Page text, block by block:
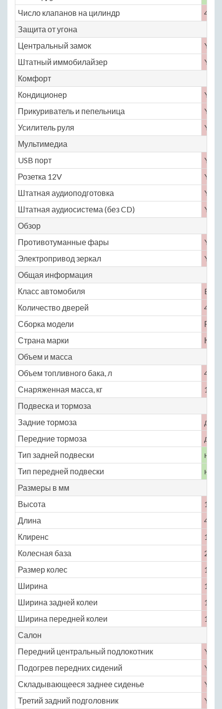
Число клапанов на цилиндр
4
Защита от угона
Центральный замок
Yes
Штатный иммобилайзер
Yes
Комфорт
Кондиционер
Yes
Прикуриватель и пепельница
Yes
Усилитель руля
Yes
Мультимедиа
USB порт
Yes
Розетка 12V
Yes
Штатная аудиоподготовка
Yes
Штатная аудиосистема (без CD)
Yes
Обзор
Противотуманные фары
Yes
Электропривод зеркал
Yes
Общая информация
Класс автомобиля
B
Количество дверей
4
Сборка модели
Страна марки
Объем и масса
Объем топливного бака, л
42
Снаряженная масса, кг
1208
Подвеска и тормоза
Задние тормоза
Передние тормоза
Тип задней подвески
Тип передней подвески
Размеры в мм
Высота
1493
Длина
4450
Клиренс
151
Колесная база
2570
Размер колес
185
Ширина
1748
Ширина задней колеи
1492
Ширина передней колеи
1494
Салон
Передний центральный подлокотник
Yes
Подогрев передних сидений
Yes
Складывающееся заднее сиденье
Yes
Третий задний подголовник
Yes